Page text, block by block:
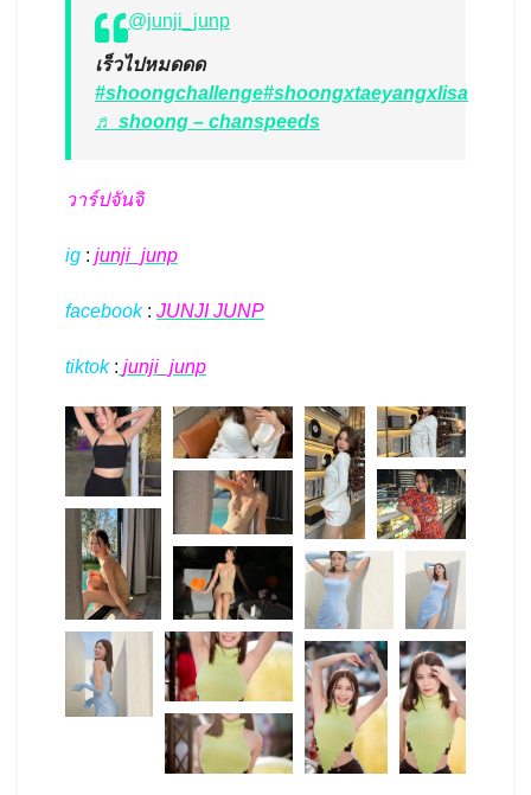
@junji_junp
เร็วไปหมดดด
#shoongchallenge#shoongxtaeyangxlisa
♬ shoong – chanspeeds
วาร์ปจันจิ
ig : junji_junp
facebook: JUNJI JUNP
tiktok: junji_junp